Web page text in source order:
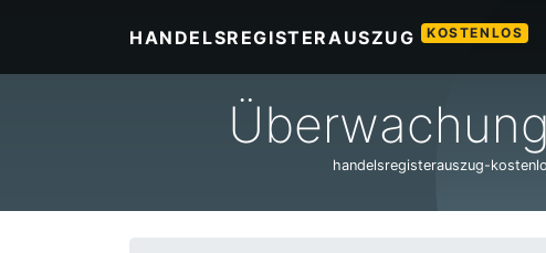
HANDELSREGISTERAUSZUG KOSTENLOS
handelsregisterauszug-